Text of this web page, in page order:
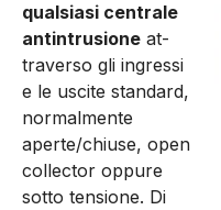
qualsiasi centrale
antintrusione at­
traverso gli ingressi
e le uscite standard,
normal­mente
aperte/chiuse, open
collector oppure
sotto tensione. Di